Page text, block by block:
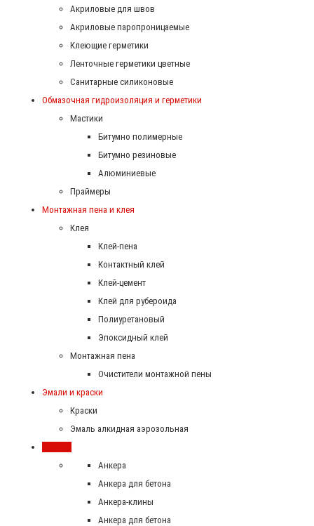
Акриловые для швов
Акриловые паропроницаемые
Клеющие герметики
Ленточные герметики цветные
Санитарные силиконовые
Обмазочная гидроизоляция и герметики
Мастики
Битумно полимерные
Битумно резиновые
Алюминиевые
Праймеры
Монтажная пена и клея
Клея
Клей-пена
Контактный клей
Клей-цемент
Клей для рубероида
Полиуретановый
Эпоксидный клей
Монтажная пена
Очистители монтажной пены
Эмали и краски
Краски
Эмаль алкидная аэрозольная
Анкера
Анкера для бетона
Анкера-клины
Анкера для бетона